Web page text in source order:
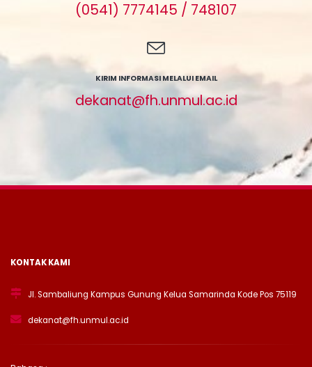
(0541) 7774145 / 748107
KIRIM INFORMASI MELALUI EMAIL
dekanat@fh.unmul.ac.id
KONTAK KAMI
Jl. Sambaliung Kampus Gunung Kelua Samarinda Kode Pos 75119
dekanat@fh.unmul.ac.id